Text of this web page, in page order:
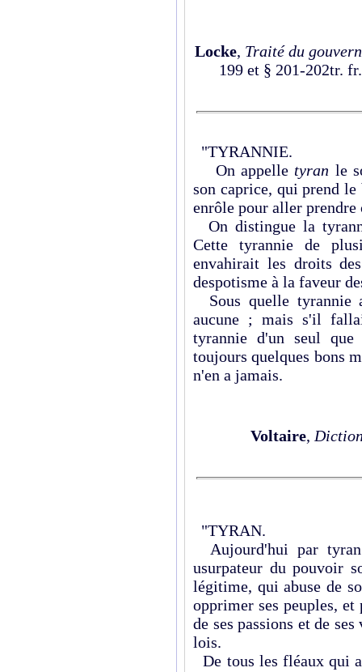
Locke, Traité du
199 et § 201-202tr.
"TYRANNIE.
On appelle tyran le
son caprice, qui prend
enrôle pour aller
On distingue la
Cette tyrannie de
envahirait les droits
despotisme à la faveur
Sous quelle tyrannie
aucune ; mais s'il
tyrannie d'un seul
toujours quelques bons
n'en a jamais.
Voltaire,
"TYRAN.
Aujourd'hui par
usurpateur du pouvoir
légitime, qui abuse de
opprimer ses peuples,
de ses passions et de
lois.
De tous les fléaux qui